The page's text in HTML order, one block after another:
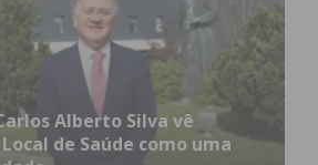
Alberto Silva vê
de Saúde como uma